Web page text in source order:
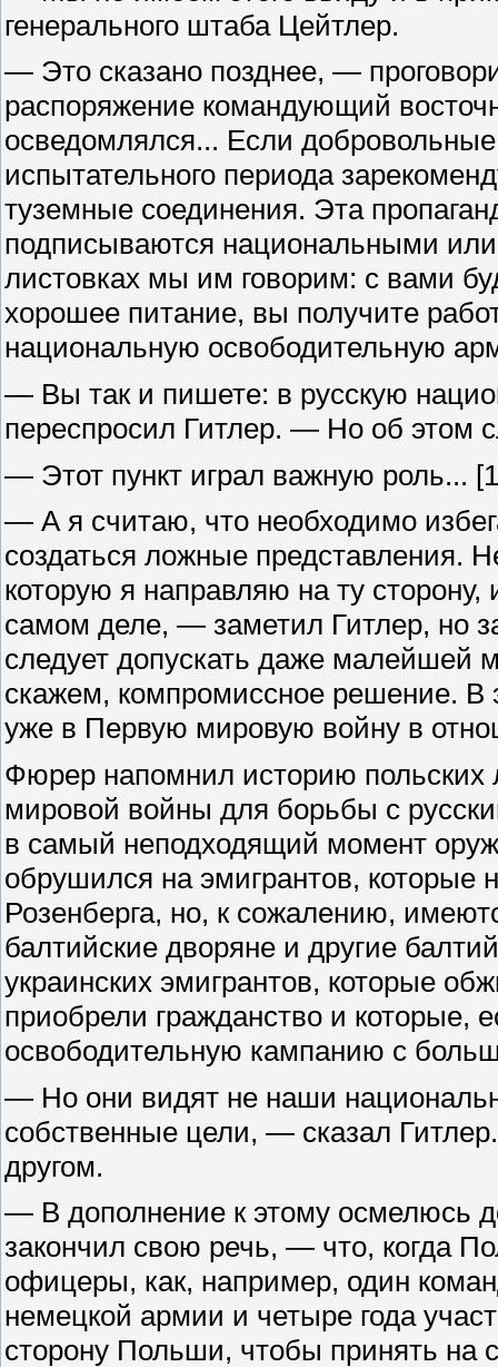
генерального штаба Цейтлер.
— Это сказано позднее, —
распоряжение командующий
осведомлялся... Если
испытательного периода
туземные соединения. Эта
подписываются национальными
листовках мы им говорим: с вами
хорошее питание, вы получите
национальную освободительную
— Вы так и пишете: в русскую
переспросил Гитлер. — Но об этом
— Этот пункт играл важную роль...
— А я считаю, что необходимо
создаться ложные представления.
которую я направляю на ту
самом деле, — заметил Гитлер, но
следует допускать даже малейшей
скажем, компромиссное решение. В
уже в Первую мировую войну в
Фюрер напомнил историю польских
мировой войны для борьбы с
в самый неподходящий момент
обрушился на эмигрантов, которые
Розенберга, но, к сожалению,
балтийские дворяне и другие
украинских эмигрантов, которые
приобрели гражданство и которые,
освободительную кампанию с
— Но они видят не наши
собственные цели, — сказал
другом.
— В дополнение к этому осмелюсь
закончил свою речь, — что, когда
офицеры, как, например, один
немецкой армии и четыре года
сторону Польши, чтобы принять на